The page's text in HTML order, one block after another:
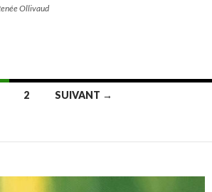
Ollivaud
2 SUIVANT →